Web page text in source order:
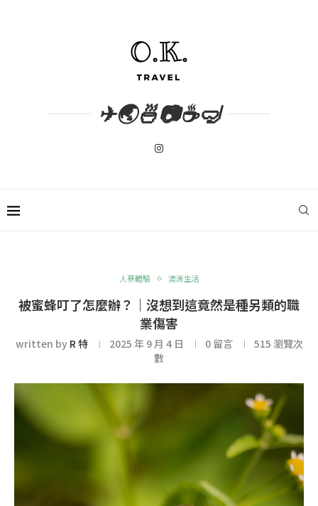
✈🌏🍜📷☕🤿
人蔘體驗 澳洲生活
被蜜蜂叮了怎麼辦？｜沒想到這竟然是種另類的職
業傷害
written by R 特 2025 年 9 月 4 日 0 留言 515 瀏覽次
數